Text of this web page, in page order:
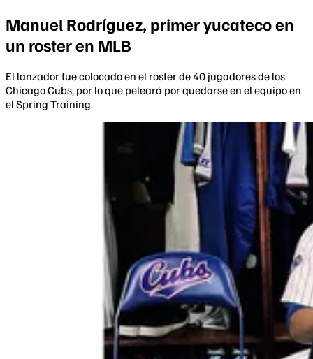
Manuel Rodríguez, primer yucateco en
un roster en MLB
El lanzador fue colocado en el roster de 40 jugadores de los
Chicago Cubs, por lo que peleará por quedarse en el equipo en
el Spring Training.